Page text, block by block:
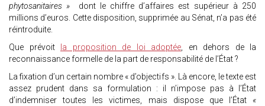
phytosanitaires »
dont le chiffre d’affaires est supérieur à 250
millions d’euros. Cette disposition, supprimée au Sénat, n’a pas été
réintroduite.
Que prévoit
la proposition de loi adoptée, en dehors de la
reconnaissance formelle de la part de responsabilité de l’État ?
La fixation d’un certain nombre « d’objectifs ». Là encore, le texte est
assez prudent dans sa formulation : il n’impose pas à l’État
d’indemniser toutes les victimes, mais dispose que l’État «